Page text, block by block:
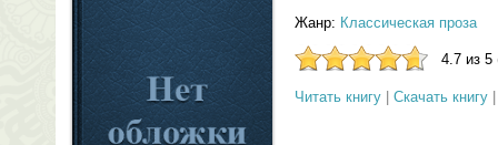
Жанр: Классическая проза
4.7 из 5
Читать книгу Скачать книгу